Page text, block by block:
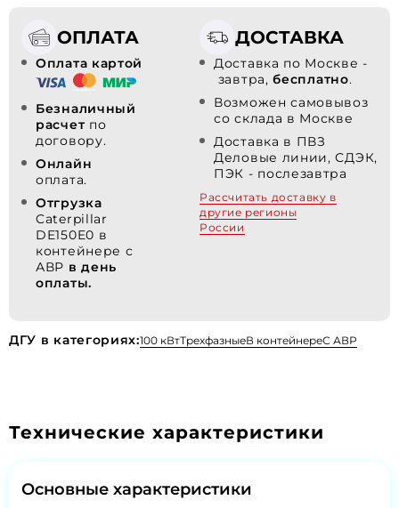
ОПЛАТА
Оплата картой
Безналичный
расчет по
договору.
Онлайн
оплата.
Отгрузка
Caterpillar
DE150E0 в
контейнере с
АВР в день
оплаты.
ДОСТАВКА
Доставка по Москве -
завтра,бесплатно.
Возможен самовывоз
со склада в Москве
Доставка в ПВЗ
Деловые линии, СДЭК,
ПЭК - послезавтра
Рассчитать доставку в
другие регионы
России
ДГУ в категориях:100 кВтТрехфазныеВ контейнереС АВР
Технические характеристики
Основные характеристики